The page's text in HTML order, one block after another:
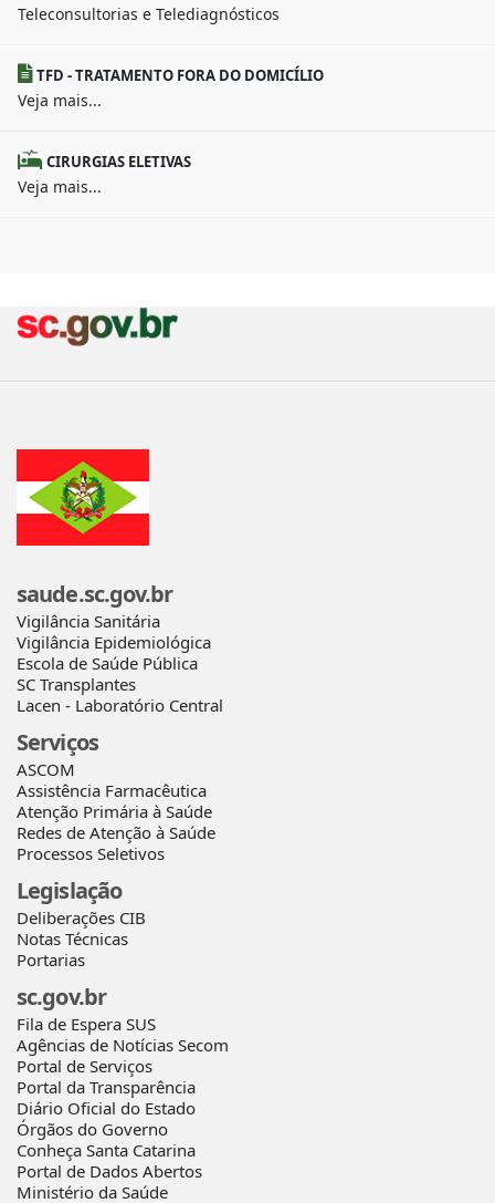
Teleconsultorias e Telediagnósticos
TFD - TRATAMENTO FORA DO DOMICÍLIO
Veja mais...
CIRURGIAS ELETIVAS
Veja mais...
saude.sc.gov.br
Vigilância Sanitária
Vigilância Epidemiológica
Escola de Saúde Pública
SC Transplantes
Lacen - Laboratório Central
Serviços
ASCOM
Assistência Farmacêutica
Atenção Primária à Saúde
Redes de Atenção à Saúde
Processos Seletivos
Legislação
Deliberações CIB
Notas Técnicas
Portarias
sc.gov.br
Fila de Espera SUS
Agências de Notícias Secom
Portal de Serviços
Portal da Transparência
Diário Oficial do Estado
Órgãos do Governo
Conheça Santa Catarina
Portal de Dados Abertos
Ministério da Saúde